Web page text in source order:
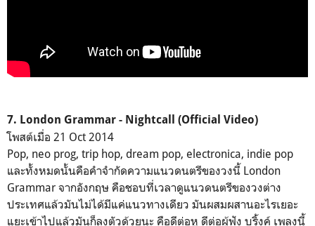
7. London Grammar - Nightcall (Official Video)
โพสต์เมื่อ 21 Oct 2014
Pop, neo prog, trip hop, dream pop, electronica, indie pop
และทั้งหมดนั้นคือคำจำกัดความแนวดนตรีของวงนี้ London
Grammar จากอังกฤษ คือชอบที่เวลาดูแนวดนตรีของวงต่าง
ประเทศแล้วมันไม่ได้มีแค่แนวทางเดียว มันผสมผสานอะไรเยอะ
แยะเข้าไปแล้วมันก็ลงตัวด้วยนะ คือดีต่อหู ดีต่อผู้ฟัง บริ้งค์ เพลงนี้